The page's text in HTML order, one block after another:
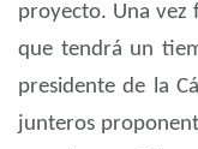
proyecto. Una vez
que tendrá un
presidente de la
junteros